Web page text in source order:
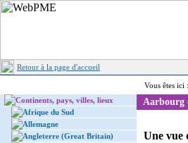
Retour à la page d'accueil
Vous êtes ici :
Continents, pays, villes, lieux
Afrique du Sud
Allemagne
Angleterre (Great Britain)
Aarbourg
Une vue